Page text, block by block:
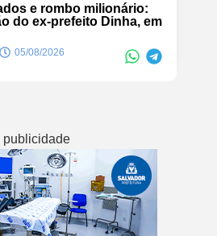
e rombo milionário:
do ex-prefeito Dinha, em
05/08/2026
publicidade